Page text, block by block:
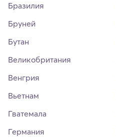
Бразилия
Бруней
Бутан
Великобритания
Венгрия
Вьетнам
Гватемала
Германия